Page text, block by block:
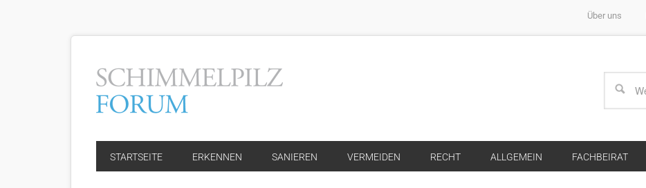
Über uns
STARTSEITE ERKENNEN SANIEREN VERMEIDEN RECHT ALLGEMEIN FACHBEIRAT